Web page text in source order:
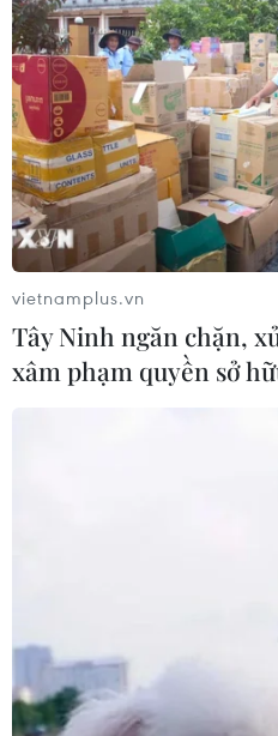
10/05/2014 23:44
Vụ tai nạn xe bus nghiêm
ở bang Uttarakhand miền
mạng và 4 người khác bị
vietnamplus.vn
Tây Ninh ngăn chặn,
xâm phạm quyền sở